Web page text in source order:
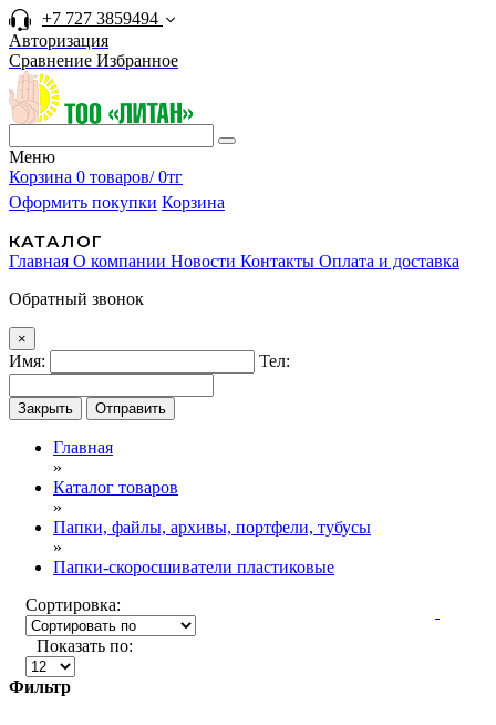
+7 727 3859494
Авторизация
Сравнение Избранное
Меню
Корзина 0 товаров/ 0тг
Оформить покупки Корзина
КАТАЛОГ
Главная О компании Новости Контакты Оплата и доставка
Обратный звонок
×
Имя: Тел:
Закрыть Отправить
Главная
»
Каталог товаров
»
Папки, файлы, архивы, портфели, тубусы
»
Папки-скоросшиватели пластиковые
Сортировка:
Показать по:
Фильтр